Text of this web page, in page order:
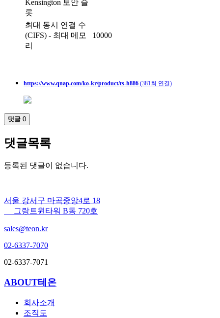
Kensington 보안 슬
롯
최대 동시 연결 수
(CIFS) - 최대 메모
리
10000
https://www.qnap.com/ko-kr/product/ts-h886 (381회 연결)
댓글 0
댓글목록
등록된 댓글이 없습니다.
서울 강서구 마곡중앙4로 18
그랑트윈타워 B동 720호
sales@teon.kr
02-6337-7070
02-6337-7071
ABOUT테온
회사소개
조직도